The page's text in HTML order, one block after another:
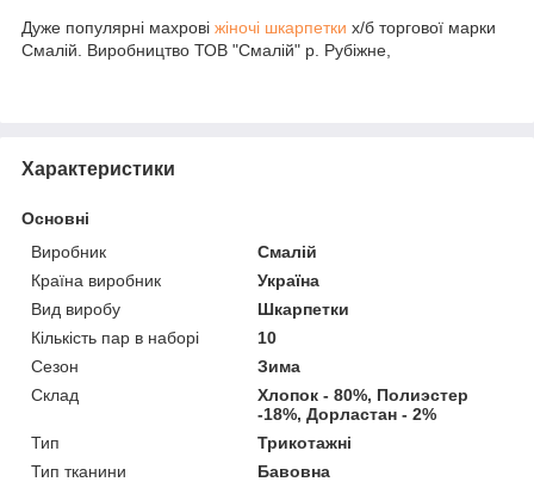
Дуже популярні махрові жіночі шкарпетки х/б торгової марки
Смалій. Виробництво ТОВ "Смалій" р. Рубіжне,
Характеристики
Основні
Виробник
Смалій
Країна виробник
Україна
Вид виробу
Шкарпетки
Кількість пар в наборі
10
Сезон
Зима
Склад
Хлопок - 80%, Полиэстер
-18%, Дорластан - 2%
Тип
Трикотажні
Тип тканини
Бавовна